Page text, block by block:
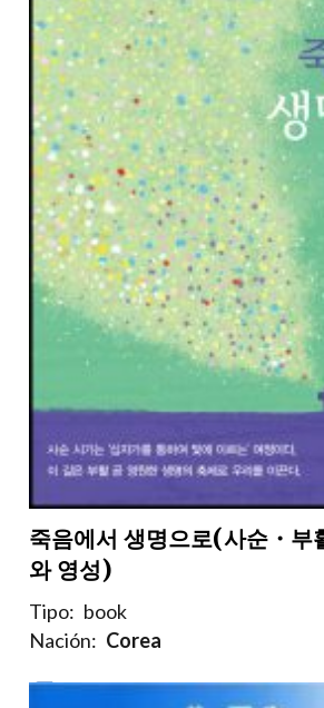
죽음에서 생명으로(사순・부
와 영성)
Tipo: book
Nación: Corea